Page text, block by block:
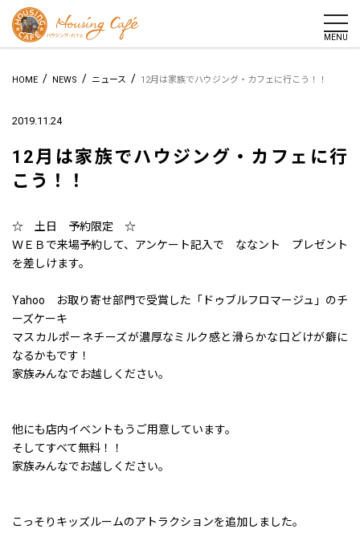
MENU
HOME / NEWS / ニュース / 12月は家族でハウジング・カフェに行こう！！
2019.11.24
12月は家族でハウジング・カフェに行
こう！！
☆ 土日 予約限定 ☆
ＷＥＢで来場予約して、アンケート記入で ななント プレゼント
を差しけます。
Yahoo お取り寄せ部門で受賞した「ドゥブルフロマージュ」のチ
ーズケーキ
マスカルポーネチーズが濃厚なミルク感と滑らかな口どけが癖に
なるかもです！
家族みんなでお越しください。
他にも店内イベントもうご用意しています。
そしてすべて無料！！
家族みんなでお越しください。
こっそりキッズルームのアトラクションを追加しました。